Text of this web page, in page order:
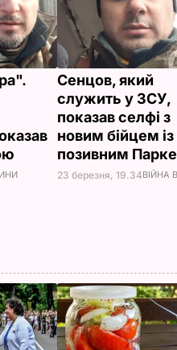
Сенцов, який
служить у ЗСУ,
показав селфі з
новим бійцем із
позивним
23 березня, 19.34ВІЙНА